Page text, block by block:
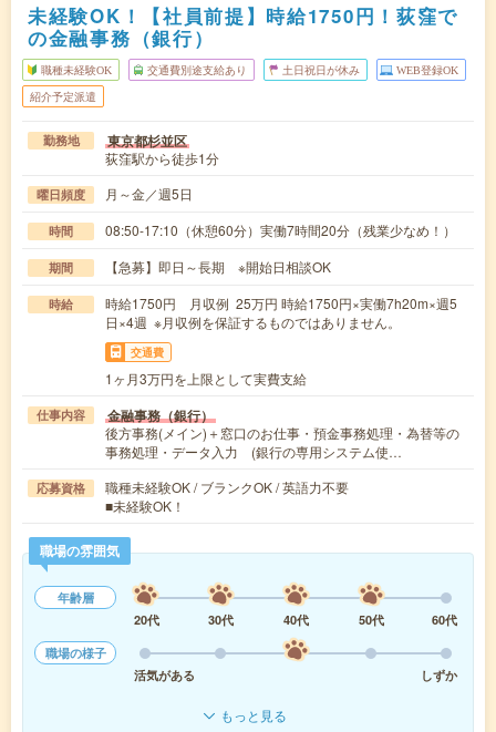
未経験OK！【社員前提】時給1750円！荻窪で
の金融事務（銀行）
職種未経験OK 交通費別途支給あり 土日祝日が休み WEB登録OK
紹介予定派遣
勤務地 東京都杉並区
荻窪駅から徒歩1分
曜日頻度 月～金／週5日
時間 08:50-17:10（休憩60分）実働7時間20分（残業少なめ！）
期間 【急募】即日～長期 ※開始日相談OK
時給
時給1750円 月収例 25万円 時給1750円×実働7h20m×週5
日×4週 ※月収例を保証するものではありません。
交通費
1ヶ月3万円を上限として実費支給
仕事内容 金融事務（銀行）
後方事務(メイン)＋窓口のお仕事・預金事務処理・為替等の
事務処理・データ入力 (銀行の専用システム使…
応募資格
職種未経験OK / ブランクOK / 英語力不要
■未経験OK！
職場の雰囲気
年齢層
20代
30代 40代 50代
60代
職場の様子
活気がある
しずか
もっと見る